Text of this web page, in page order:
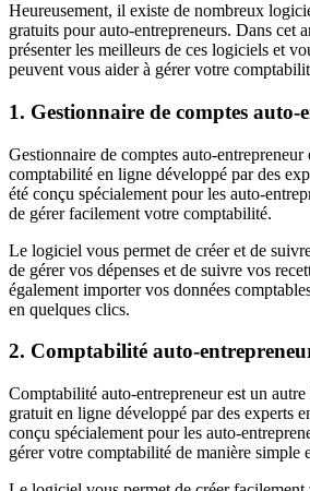
Heureusement, il existe de nombreux
gratuits pour auto-entrepreneurs. Dans cet
présenter les meilleurs de ces logiciels et
peuvent vous aider à gérer votre
1. Gestionnaire de comptes auto-
Gestionnaire de comptes auto-
comptabilité en ligne développé par des
été conçu spécialement pour les auto-
de gérer facilement votre comptabilité.
Le logiciel vous permet de créer et de
de gérer vos dépenses et de suivre vos
également importer vos données
en quelques clics.
2. Comptabilité auto-
Comptabilité auto-entrepreneur est un
gratuit en ligne développé par des experts
conçu spécialement pour les auto-
gérer votre comptabilité de manière simple